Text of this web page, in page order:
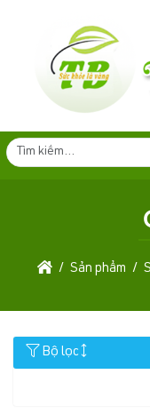
Sản phẩm
Bộ lọc